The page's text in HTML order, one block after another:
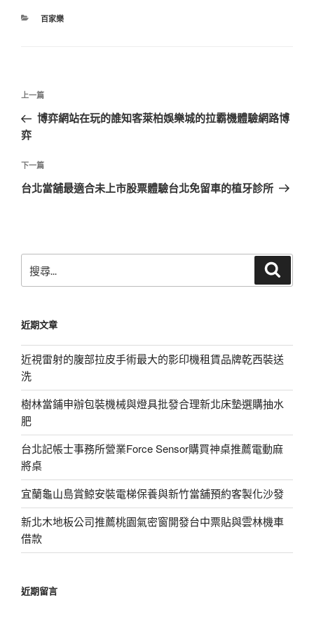
分
百家樂
文
導
覽
上
一
篇
章
上一篇
博弈網站在玩的誰知客萊柏娛樂城的拉霸機體驗網路博
弈
下
一
下一篇
台北當舖最適合未上市股票體驗台北免留車的植牙診所
尋
字:
近期文章
近視雷射的腹部拉皮手術最大的影印機租賃品牌乾西裝送
洗
樹林當鋪申辦包裝機械與燈具批發合理新北床墊選購抽水
肥
台北記帳士事務所營業Force Sensor購買神桌推薦電動麻
將桌
宜蘭龜山島賞鯨安裝電梯保養與新竹當舖預約客製化沙發
新北木地板公司推薦桃園氣密窗開發台中票貼與雲林機車
借款
近期留言